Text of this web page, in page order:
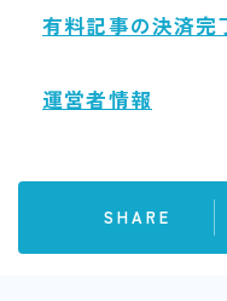
有料記事の決済完
運営者情報
SHARE